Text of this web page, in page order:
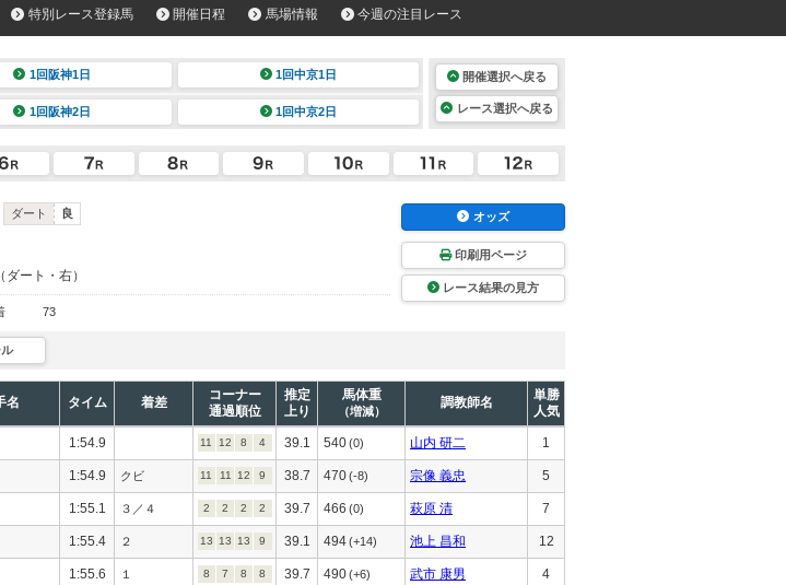
特別レース登録馬 開催日程 馬場情報 今週の注目レース
1回阪神1日 1回中京1日
1回阪神2日 1回中京2日
開催選択へ戻る
レース選択へ戻る
ダート 良
（ダート・右）
73
オッズ
印刷用ページ
レース結果の見方
名 タイム 着差
コーナー
通過順位
推定
上り
馬体重
（増減）
調教師名
単勝
人気
1:54.9 11 12 8 4 39.1 540(0) 山内 研二 1
1:54.9 クビ 11 11 12 9 38.7 470(-8) 宗像 義忠 5
1:55.1 ３／４ 2 2 2 2 39.7 466 (0) 萩原 清 7
1:55.4 ２ 13 13 13 9 39.1 494(+14) 池上 昌和 12
1:55.6 １ 8 7 8 8 39.7 490(+6) 武市 康男 4